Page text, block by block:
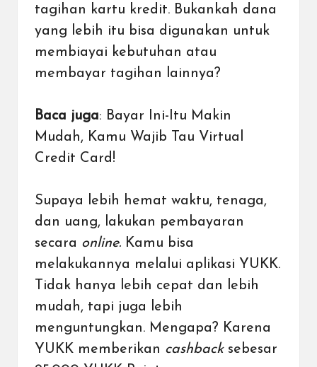
tagihan kartu kredit. Bukankah dana
yang lebih itu bisa digunakan untuk
membiayai kebutuhan atau
membayar tagihan lainnya?
Baca juga: Bayar Ini-Itu Makin
Mudah, Kamu Wajib Tau Virtual
Credit Card!
Supaya lebih hemat waktu, tenaga,
dan uang, lakukan pembayaran
secara online. Kamu bisa
melakukannya melalui aplikasi YUKK.
Tidak hanya lebih cepat dan lebih
mudah, tapi juga lebih
menguntungkan. Mengapa? Karena
YUKK memberikan cashback sebesar